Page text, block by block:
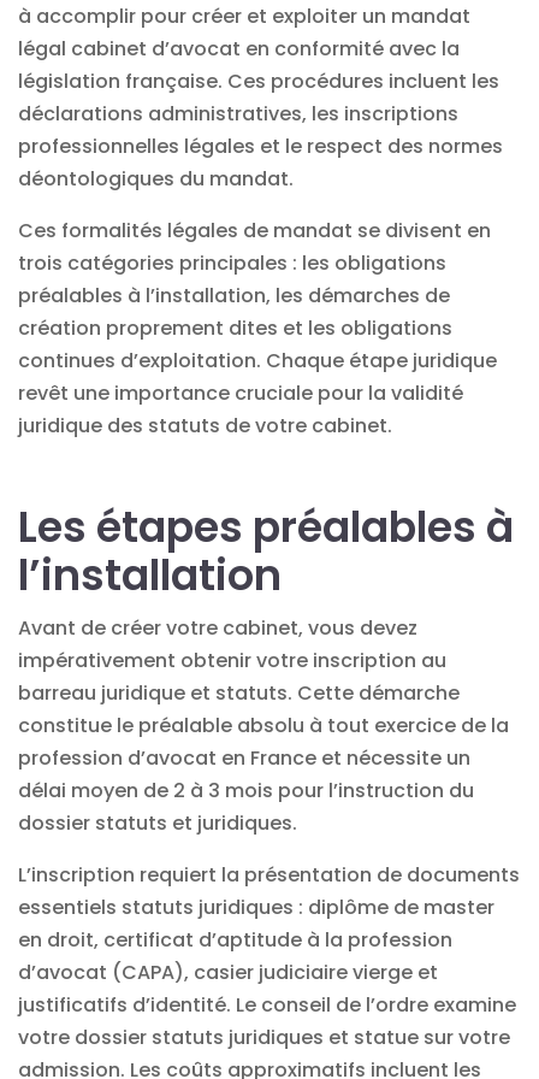
à accomplir pour créer et exploiter un mandat
légal cabinet d’avocat en conformité avec la
législation française. Ces procédures incluent les
déclarations administratives, les inscriptions
professionnelles légales et le respect des normes
déontologiques du mandat.
Ces formalités légales de mandat se divisent en
trois catégories principales : les obligations
préalables à l’installation, les démarches de
création proprement dites et les obligations
continues d’exploitation. Chaque étape juridique
revêt une importance cruciale pour la validité
juridique des statuts de votre cabinet.
Les étapes préalables à
l’installation
Avant de créer votre cabinet, vous devez
impérativement obtenir votre inscription au
barreau juridique et statuts. Cette démarche
constitue le préalable absolu à tout exercice de la
profession d’avocat en France et nécessite un
délai moyen de 2 à 3 mois pour l’instruction du
dossier statuts et juridiques.
L’inscription requiert la présentation de documents
essentiels statuts juridiques : diplôme de master
en droit, certificat d’aptitude à la profession
d’avocat (CAPA), casier judiciaire vierge et
justificatifs d’identité. Le conseil de l’ordre examine
votre dossier statuts juridiques et statue sur votre
admission. Les coûts approximatifs incluent les